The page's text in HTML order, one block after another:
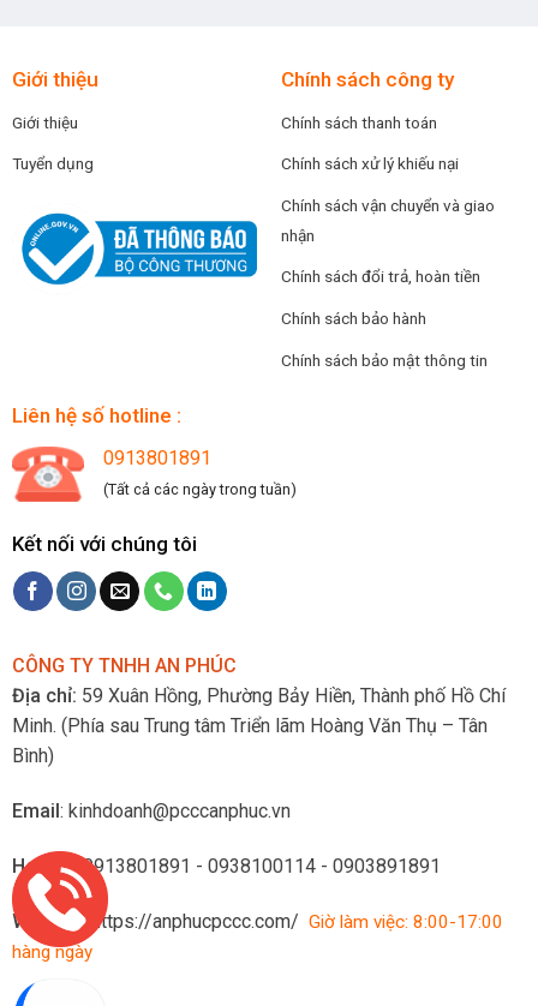
Giới thiệu
Giới thiệu
Tuyển dụng
Chính sách công ty
Chính sách thanh toán
Chính sách xử lý khiếu nại
Chính sách vận chuyển và giao
nhận
Chính sách đổi trả, hoàn tiền
Chính sách bảo hành
Chính sách bảo mật thông tin
Liên hệ số hotline :
0913801891
(Tất cả các ngày trong tuần)
Kết nối với chúng tôi
CÔNG TY TNHH AN PHÚC
Địa chỉ: 59 Xuân Hồng, Phường Bảy Hiền, Thành phố Hồ Chí
Minh. (Phía sau Trung tâm Triển lãm Hoàng Văn Thụ – Tân
Bình)
Email : kinhdoanh@pcccanphuc.vn
Hotline: 0913801891 - 0938100114 - 0903891891
Website: https://anphucpccc.com/ Giờ làm việc: 8:00-17:00
hàng ngày